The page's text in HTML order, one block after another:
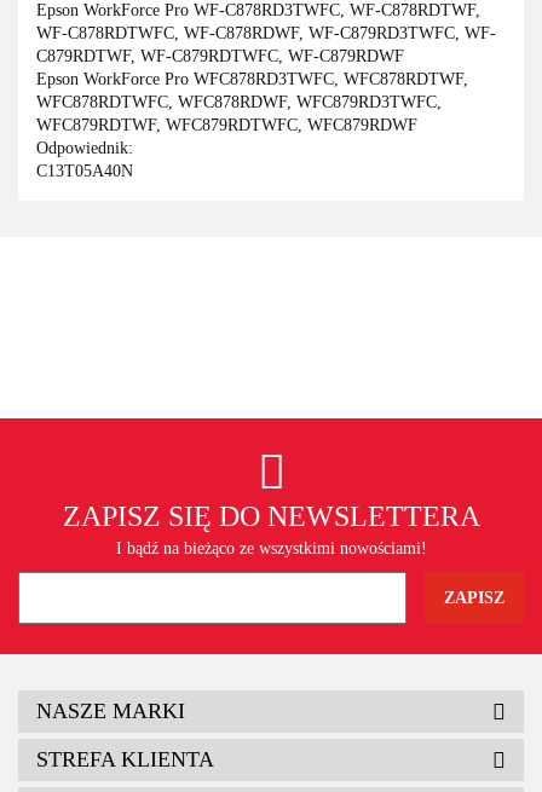
Epson WorkForce Pro WF-C878RD3TWFC, WF-C878RDTWF,
WF-C878RDTWFC, WF-C878RDWF, WF-C879RD3TWFC, WF-
C879RDTWF, WF-C879RDTWFC, WF-C879RDWF
Epson WorkForce Pro WFC878RD3TWFC, WFC878RDTWF,
WFC878RDTWFC, WFC878RDWF, WFC879RD3TWFC,
WFC879RDTWF, WFC879RDTWFC, WFC879RDWF
Odpowiednik:
C13T05A40N
ZAPISZ SIĘ DO NEWSLETTERA
I bądź na bieżąco ze wszystkimi nowościami!
NASZE MARKI
STREFA KLIENTA